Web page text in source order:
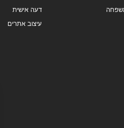
דעה אישית
עיצוב אתרים